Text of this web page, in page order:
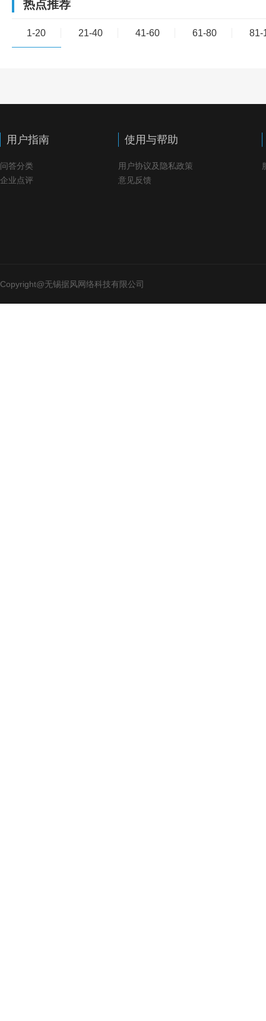
热点推荐
1-20 21-40 41-60 61-80 81-
用户指南
问答分类
企业点评
使用与帮助
用户协议及隐私政策
意见反馈
Copyright@无锡据风网络科技有限公司